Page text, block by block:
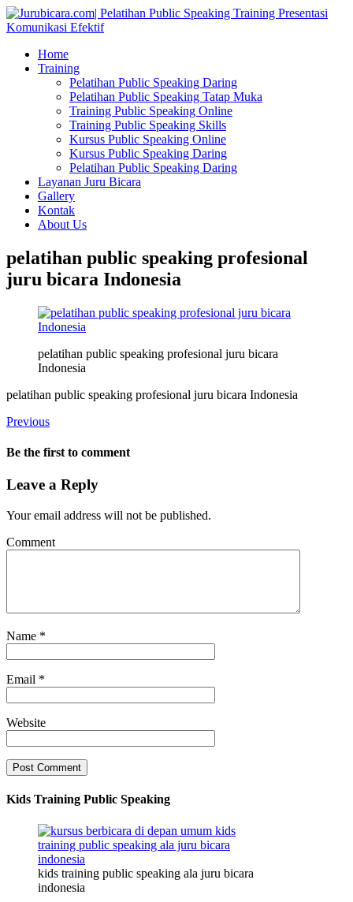
Home
Training
Pelatihan Public Speaking Daring
Pelatihan Public Speaking Tatap Muka
Training Public Speaking Online
Training Public Speaking Skills
Kursus Public Speaking Online
Kursus Public Speaking Daring
Pelatihan Public Speaking Daring
Layanan Juru Bicara
Gallery
Kontak
About Us
pelatihan public speaking profesional
juru bicara Indonesia
pelatihan public speaking profesional juru bicara
Indonesia
pelatihan public speaking profesional juru bicara Indonesia
Previous
Be the first to comment
Leave a Reply
Your email address will not be published.
Comment
Name *
Email *
Website
Kids Training Public Speaking
kids training public speaking ala juru bicara
indonesia